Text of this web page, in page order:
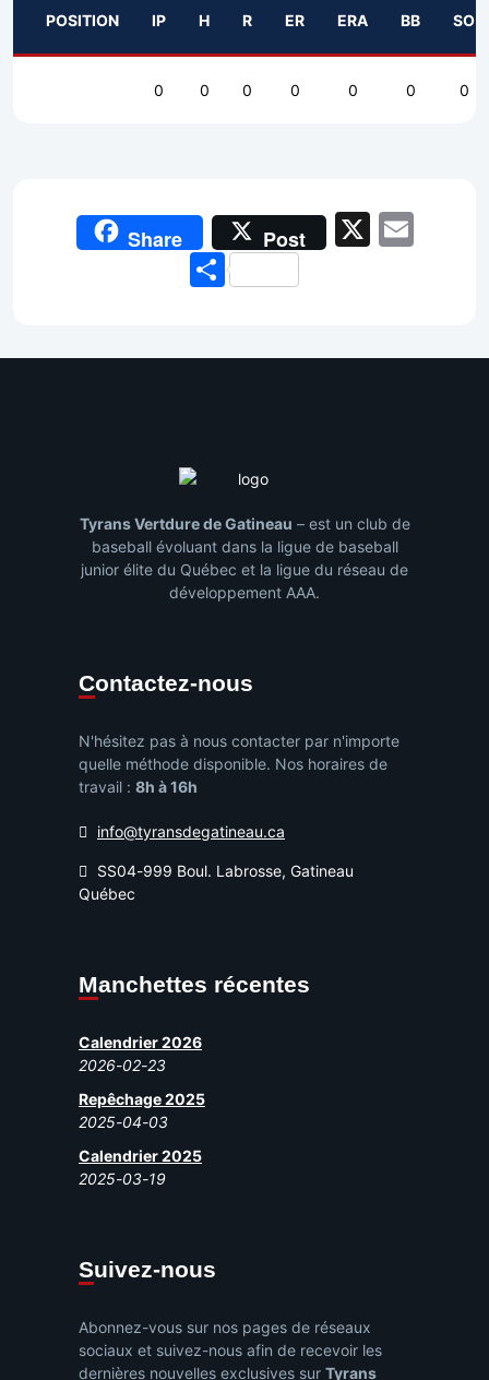
POSITION IP H R ER ERA BB SO
0 0 0 0 0 0 0
Share Post X
Share
Tyrans Vertdure de Gatineau – est un club de
baseball évoluant dans la ligue de baseball
junior élite du Québec et la ligue du réseau de
développement AAA.
Contactez-nous
N'hésitez pas à nous contacter par n'importe
quelle méthode disponible. Nos horaires de
travail : 8h à 16h
info@tyransdegatineau.ca
SS04-999 Boul. Labrosse, Gatineau
Québec
Manchettes récentes
Calendrier 2026
2026-02-23
Repêchage 2025
2025-04-03
Calendrier 2025
2025-03-19
Suivez-nous
Abonnez-vous sur nos pages de réseaux
sociaux et suivez-nous afin de recevoir les
dernières nouvelles exclusives sur Tyrans